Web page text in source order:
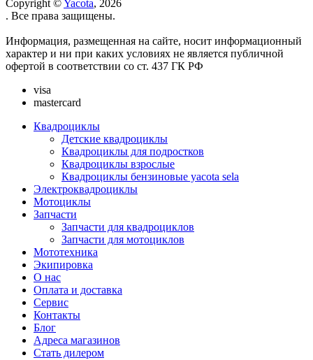
Copyright ©Yacota, 2026
. Все права защищены.
Информация, размещенная на сайте, носит информационный
характер и ни при каких условиях не является публичной
офертой в соответствии со ст. 437 ГК РФ
visa
mastercard
Квадроциклы
Детские квадроциклы
Квадроциклы для подростков
Квадроциклы взрослые
Квадроциклы бензиновые yacota sela
Электроквадроциклы
Мотоциклы
Запчасти
Запчасти для квадроциклов
Запчасти для мотоциклов
Мототехника
Экипировка
О нас
Оплата и доставка
Сервис
Контакты
Блог
Адреса магазинов
Стать дилером